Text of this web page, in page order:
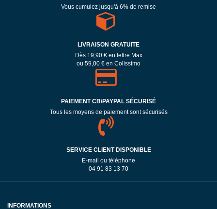
Vous cumulez jusqu'à 6% de remise
LIVRAISON GRATUITE
Dès 19,90 € en lettre Max
ou 59,00 € en Colissimo
PAIEMENT CB/PAYPAL SÉCURISÉ
Tous les moyens de paiement sont sécurisés
SERVICE CLIENT DISPONIBLE
E-mail ou téléphone
04 91 83 13 70
INFORMATIONS